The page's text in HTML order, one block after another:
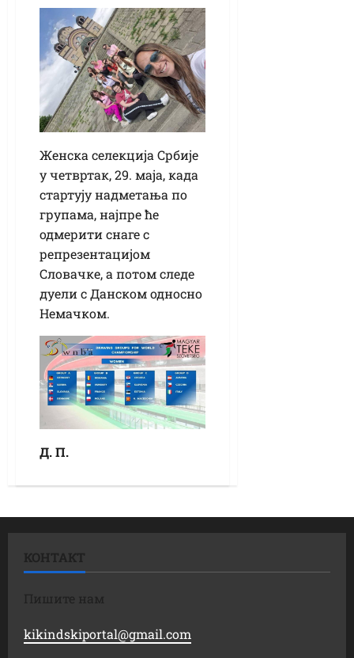
Женска селекција Србије
у четвртак, 29. маја, када
стартују надметања по
групама, најпре ће
одмерити снаге с
репрезентацијом
Словачке, а потом следе
дуели с Данском односно
Немачком.
Д. П.
КОНТАКТ
Пишите нам
kikindskiportal@gmail.com